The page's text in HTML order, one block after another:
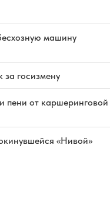
машину
за госизмену
пени от каршеринговой
«Нивой»